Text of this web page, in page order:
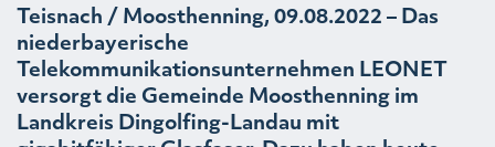
Teisnach / Moosthenning, 09.08.2022 – Das
niederbayerische
Telekommunikationsunternehmen LEONET
versorgt die Gemeinde Moosthenning im
Landkreis Dingolfing-Landau mit